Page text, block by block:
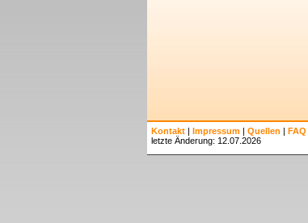
Kontakt | Impressum | Quellen | FAQ
letzte Änderung: 12.07.2026